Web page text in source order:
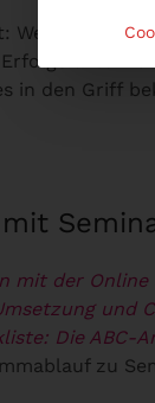
Welche
in den Griff
mit der Online
und
Die
zu